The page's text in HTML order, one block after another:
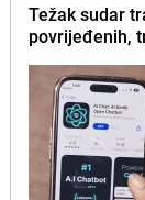
Težak sudar
povrijeđenih,